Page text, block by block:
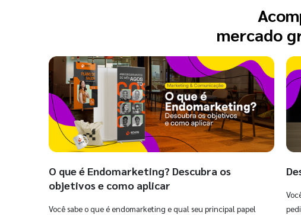
mercado
O que é Endomarketing? Descubra os
objetivos e como aplicar
Você sabe o que é endomarketing e qual seu principal papel